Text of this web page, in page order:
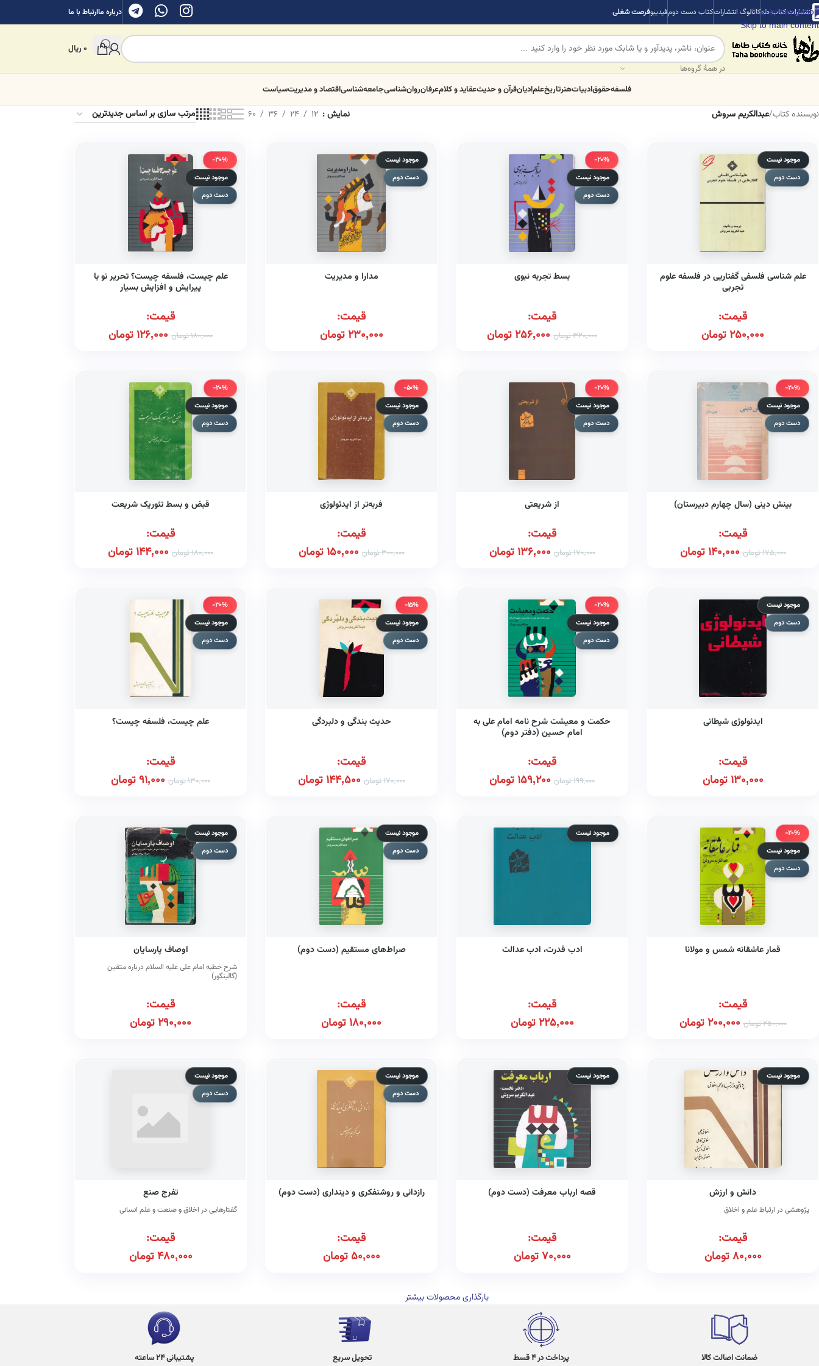
Skip to navigation
Skip to main content
انتشارات کتاب طهکاتالوگ انتشاراتکتاب دست دومفیدیبوفرصت شغلی درباره ماارتباط با ما
در همهٔ گروه‌ها
0ریال
فلسفهحقوقادبیاتهنرتاریخعلمادیانقرآن و حدیثعقاید و کلامعرفانروان‌شناسیجامعه‌شناسیاقتصاد و مدیریتسیاست
نویسنده کتاب/عبدالکریم سروش نمایش 12
24
36
60
موجود نیست
دست دوم
علم شناسی فلسفی گفتاریی در فلسفه علوم
تجربی
قیمت:
250,000تومان
-20%
موجود نیست
دست دوم
بسط تجربه نبوی
قیمت:
320,000تومان 256,000تومان
موجود نیست
دست دوم
مدارا و مدیریت
قیمت:
230,000تومان
-30%
موجود نیست
دست دوم
علم چیست، فلسفه چیست؟ تحریر نو با
پیرایش و افزایش بسیار
قیمت:
180,000تومان 126,000تومان
-20%
موجود نیست
دست دوم
بینش دینی (سال چهارم دبیرستان)
قیمت:
175,000تومان 140,000تومان
-20%
موجود نیست
دست دوم
از شریعتی
قیمت:
170,000تومان 136,000تومان
-50%
موجود نیست
دست دوم
فربه‌تر از ایدئولوژی
قیمت:
300,000تومان 150,000تومان
-20%
موجود نیست
دست دوم
قبض و بسط تئوریک شریعت
قیمت:
180,000تومان 144,000تومان
موجود نیست
دست دوم
ایدئولوژی شیطانی
قیمت:
130,000تومان
-20%
موجود نیست
دست دوم
حکمت و معیشت شرح نامه امام علی به
امام حسین (دفتر دوم)
قیمت:
199,000تومان 159,200تومان
-15%
موجود نیست
دست دوم
حدیث بندگی و دلبردگی
قیمت:
170,000تومان 144,500تومان
-30%
موجود نیست
دست دوم
علم چیست، فلسفه چیست؟
قیمت:
130,000تومان 91,000تومان
-20%
موجود نیست
دست دوم
قمار عاشقانه شمس و مولانا
قیمت:
250,000تومان 200,000تومان
موجود نیست
ادب قدرت، ادب عدالت
قیمت:
225,000تومان
موجود نیست
دست دوم
صراط‌های مستقیم (دست دوم)
قیمت:
180,000تومان
موجود نیست
دست دوم
اوصاف پارسایان
شرح خطبه امام علی علیه السلام درباره متقین
(گالینگور)
قیمت:
290,000تومان
موجود نیست
دانش و ارزش
پژوهشی در ارتباط علم و اخلاق
قیمت:
80,000تومان
موجود نیست
قصه ارباب معرفت (دست دوم)
قیمت:
70,000تومان
موجود نیست
دست دوم
رازدانی و روشنفکری و دینداری (دست دوم)
قیمت:
50,000 تومان
موجود نیست
دست دوم
تفرج صنع
گفتارهایی در اخلاق و صنعت و علم انسانی
قیمت:
480,000تومان
بارگذاری محصولات بیشتر
ضمانت اصالت کالا پرداخت در 4 قسط تحویل سریع پشتیبانی 24 ساعته